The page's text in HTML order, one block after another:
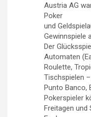
Austria AG
Poker
und
Gewinnspiele
Der
Automaten
Roulette,
Tischspielen
Punto Banco,
Pokerspieler
Freitagen und